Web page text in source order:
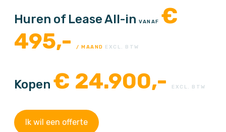
Huren of Lease All-in VANAF €
495,-
/ MAAND EXCL. BTW
Kopen € 24.900,- EXCL. BTW
Ik wil een offerte